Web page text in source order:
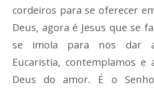
cordeiros para se oferecer
Deus, agora é Jesus que se
se imola para nos dar
Eucaristia, contemplamos e
Deus do amor. É o